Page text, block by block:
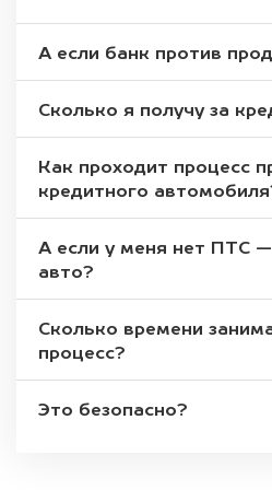
А если банк против
Сколько я получу за
Как проходит процесс
кредитного
А если у меня нет ПТС
авто?
Сколько времени
процесс?
Это безопасно?